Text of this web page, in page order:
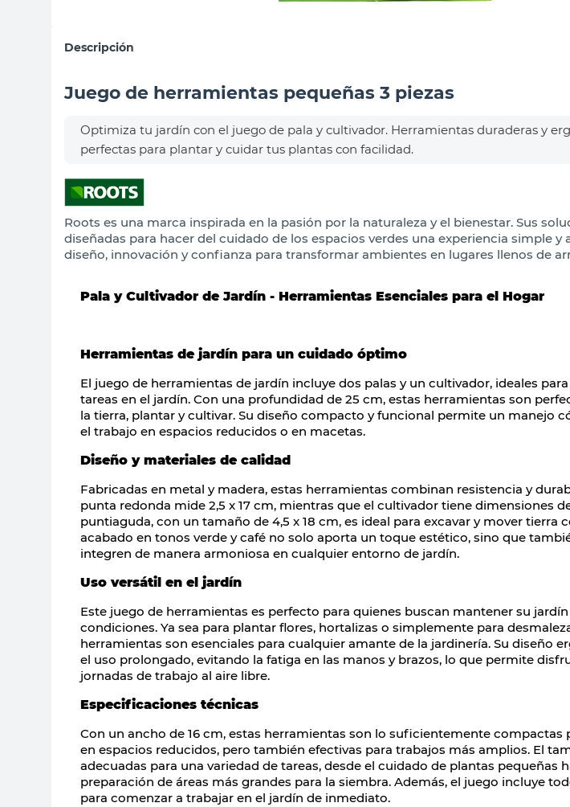
Descripción
Juego de herramientas pequeñas 3 piezas
Optimiza tu jardín con el juego de pala y cultivador. Herramientas duraderas y
perfectas para plantar y cuidar tus plantas con facilidad.
Roots es una marca inspirada en la pasión por la naturaleza y el bienestar. Sus
diseñadas para hacer del cuidado de los espacios verdes una experiencia simple y
diseño, innovación y confianza para transformar ambientes en lugares llenos de
Pala y Cultivador de Jardín - Herramientas Esenciales para el Hogar
Herramientas de jardín para un cuidado óptimo
El juego de herramientas de jardín incluye dos palas y un cultivador, ideales
tareas en el jardín. Con una profundidad de 25 cm, estas herramientas son
la tierra, plantar y cultivar. Su diseño compacto y funcional permite un manejo
el trabajo en espacios reducidos o en macetas.
Diseño y materiales de calidad
Fabricadas en metal y madera, estas herramientas combinan resistencia y
punta redonda mide 2,5 x 17 cm, mientras que el cultivador tiene dimensiones
puntiaguda, con un tamaño de 4,5 x 18 cm, es ideal para excavar y mover tierra
acabado en tonos verde y café no solo aporta un toque estético, sino que
integren de manera armoniosa en cualquier entorno de jardín.
Uso versátil en el jardín
Este juego de herramientas es perfecto para quienes buscan mantener su
condiciones. Ya sea para plantar flores, hortalizas o simplemente para
herramientas son esenciales para cualquier amante de la jardinería. Su diseño
el uso prolongado, evitando la fatiga en las manos y brazos, lo que permite
jornadas de trabajo al aire libre.
Especificaciones técnicas
Con un ancho de 16 cm, estas herramientas son lo suficientemente compactas
en espacios reducidos, pero también efectivas para trabajos más amplios. El
adecuadas para una variedad de tareas, desde el cuidado de plantas pequeñas
preparación de áreas más grandes para la siembra. Además, el juego incluye
para comenzar a trabajar en el jardín de inmediato.